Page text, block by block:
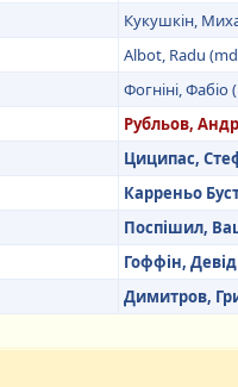
Кукушкін,
Albot, Radu
Фогніні, Фабіо
Рубльов,
Циципас,
Карреньо
Поспішил,
Гоффін,
Димитров,